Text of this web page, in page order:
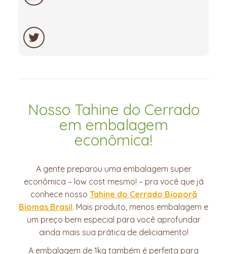
Nosso Tahine do Cerrado
em embalagem
econômica!
A gente preparou uma embalagem super
econômica – low cost mesmo! – pra você que já
conhece nosso Tahine do Cerrado Bioporã
Biomas Brasil. Mais produto, menos embalagem e
um preço bem especial para você aprofundar
ainda mais sua prática de deliciamento!
A embalagem de 1kg também é perfeita para